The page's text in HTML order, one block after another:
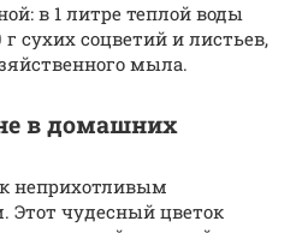
в 1 литре теплой воды
г сухих соцветий и листьев,
мыла.
в домашних
неприхотливым
чудесный цветок